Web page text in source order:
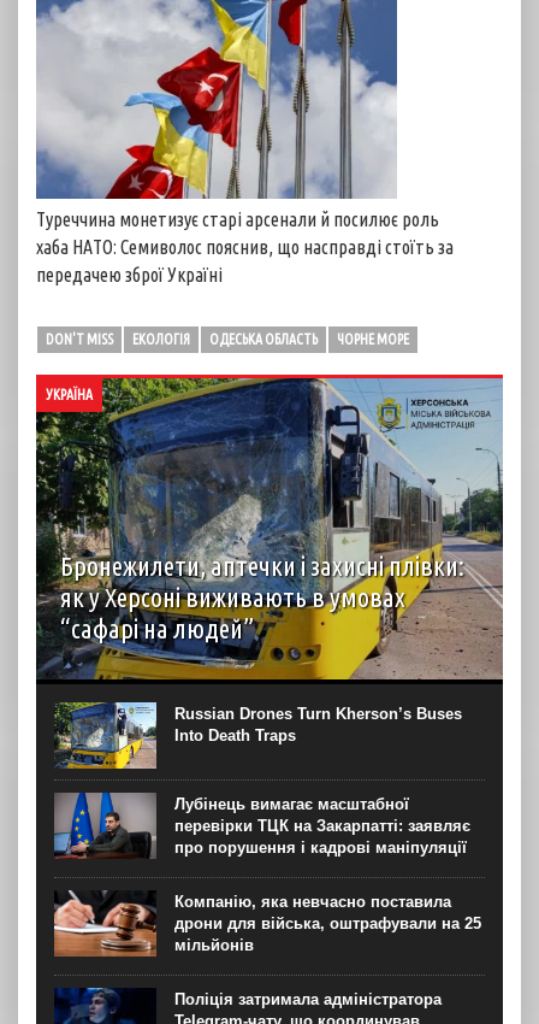
Туреччина монетизує старі арсенали й посилює роль
хаба НАТО: Семиволос пояснив, що насправді стоїть за
передачею зброї Україні
DON'T MISS ЕКОЛОГІЯ ОДЕСЬКА ОБЛАСТЬ ЧОРНЕ МОРЕ
УКРАЇНА
Бронежилети, аптечки і захисні плівки:
як у Херсоні виживають в умовах
“сафарі на людей”
автор: Вірджинія Нгуєн Хоанг (Virginie Nguyen Hoang)
бельгійська журналістка з Херсону для “Новинарні“
Термін “сафарі на людей” (human safari) – явище з 1990-
х часів Боснійської війни, коли, за...
Russian Drones Turn Kherson’s Buses
Into Death Traps
Лубінець вимагає масштабної
перевірки ТЦК на Закарпатті: заявляє
про порушення і кадрові маніпуляції
Компанію, яка невчасно поставила
дрони для війська, оштрафували на 25
мільйонів
Поліція затримала адміністратора